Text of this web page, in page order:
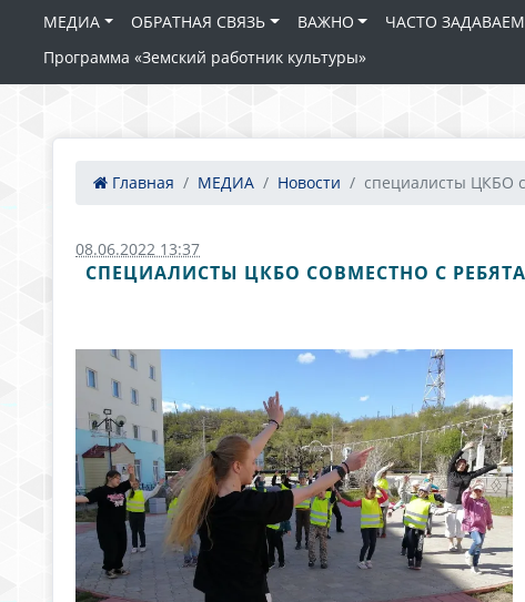
МЕДИА
ОБРАТНАЯ СВЯЗЬ ВАЖНО ЧАСТО
Программа «Земский работник культуры»
Главная МЕДИА Новости специалисты ЦКБО
08.06.2022 13:37
СПЕЦИАЛИСТЫ ЦКБО СОВМЕСТНО С